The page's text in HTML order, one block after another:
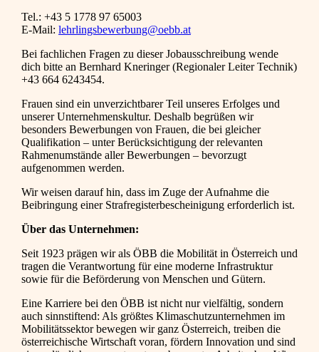
Tel.: +43 5 1778 97 65003
E-Mail: lehrlingsbewerbung@oebb.at
Bei fachlichen Fragen zu dieser Jobausschreibung wende
dich bitte an Bernhard Kneringer (Regionaler Leiter Technik)
+43 664 6243454.
Frauen sind ein unverzichtbarer Teil unseres Erfolges und
unserer Unternehmenskultur. Deshalb begrüßen wir
besonders Bewerbungen von Frauen, die bei gleicher
Qualifikation – unter Berücksichtigung der relevanten
Rahmenumstände aller Bewerbungen – bevorzugt
aufgenommen werden.
Wir weisen darauf hin, dass im Zuge der Aufnahme die
Beibringung einer Strafregisterbescheinigung erforderlich ist.
Über das Unternehmen:
Seit 1923 prägen wir als ÖBB die Mobilität in Österreich und
tragen die Verantwortung für eine moderne Infrastruktur
sowie für die Beförderung von Menschen und Gütern.
Eine Karriere bei den ÖBB ist nicht nur vielfältig, sondern
auch sinnstiftend: Als größtes Klimaschutzunternehmen im
Mobilitätssektor bewegen wir ganz Österreich, treiben die
österreichische Wirtschaft voran, fördern Innovation und sind